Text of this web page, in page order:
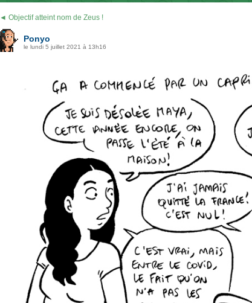
◄ Objectif atteint nom de Zeus !
Ponyo
le lundi 5 juillet 2021 à 13h16